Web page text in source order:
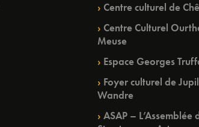
Centre culturel de
Centre Culturel
Meuse
Espace Georges
Foyer culturel de
Wandre
ASAP – L’Assemblée